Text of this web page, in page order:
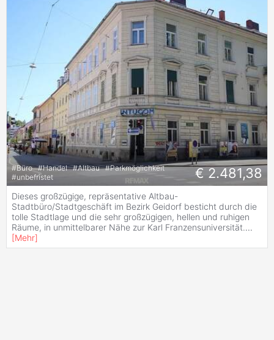
#Büro #Handel #Altbau #Parkmöglichkeit
#unbefristet € 2.481,38
Dieses großzügige, repräsentative Altbau-
Stadtbüro/Stadtgeschäft im Bezirk Geidorf besticht durch die
tolle Stadtlage und die sehr großzügigen, hellen und ruhigen
Räume, in unmittelbarer Nähe zur Karl Franzensuniversität....
[Mehr]